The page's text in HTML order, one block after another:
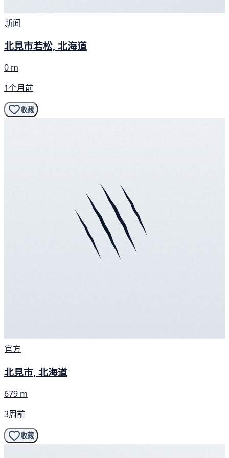
新闻
北見市若松, 北海道
0 m
1个月前
收藏
官方
北見市, 北海道
679 m
3周前
收藏